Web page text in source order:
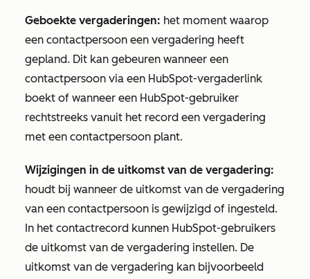
Geboekte vergaderingen: het moment waarop
een contactpersoon een vergadering heeft
gepland. Dit kan gebeuren wanneer een
contactpersoon via een HubSpot-vergaderlink
boekt of wanneer een HubSpot-gebruiker
rechtstreeks vanuit het record een vergadering
met een contactpersoon plant.
Wijzigingen in de uitkomst van de vergadering:
houdt bij wanneer de uitkomst van de vergadering
van een contactpersoon is gewijzigd of ingesteld.
In het contactrecord kunnen HubSpot-gebruikers
de uitkomst van de vergadering instellen. De
uitkomst van de vergadering kan bijvoorbeeld